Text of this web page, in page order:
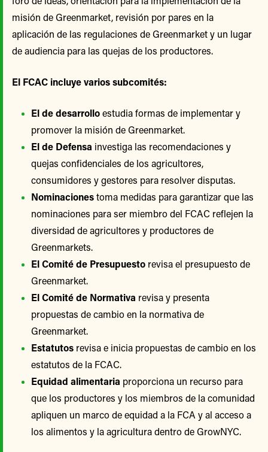
misión de Greenmarket, revisión por pares en la
aplicación de las regulaciones de Greenmarket y un lugar
de audiencia para las quejas de los productores.
El FCAC incluye varios subcomités:
El de desarrolloestudia formas de implementar y
promover la misión de Greenmarket.
El de Defensa investiga las recomendaciones y
quejas confidenciales de los agricultores,
consumidores y gestores para resolver disputas.
Nominacionestoma medidas para garantizar que las
nominaciones para ser miembro del FCAC reflejen la
diversidad de agricultores y productores de
Greenmarkets.
El Comité de Presupuesto revisa el presupuesto de
Greenmarket.
El Comité de Normativa revisa y presenta
propuestas de cambio en la normativa de
Greenmarket.
Estatutos revisa e inicia propuestas de cambio en los
estatutos de la FCAC.
Equidad alimentaria proporciona un recurso para
que los productores y los miembros de la comunidad
apliquen un marco de equidad a la FCA y al acceso a
los alimentos y la agricultura dentro de GrowNYC.